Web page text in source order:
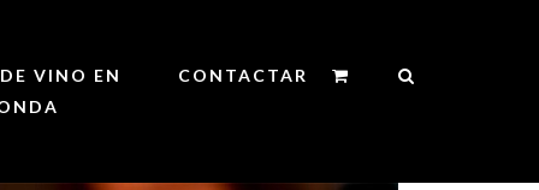
VINO EN
CONTACTAR